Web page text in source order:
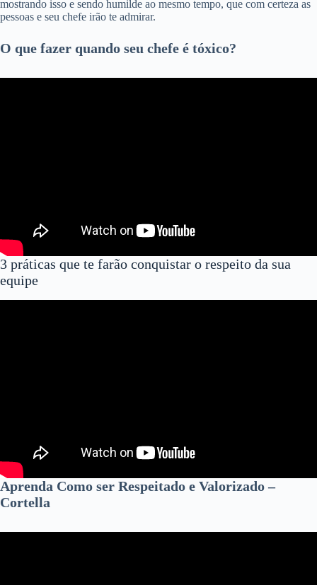
mostrando isso e sendo humilde ao mesmo tempo, que com certeza as
pessoas e seu chefe irão te admirar.
O que fazer quando seu chefe é tóxico?
3 práticas que te farão conquistar o respeito da sua
equipe
Aprenda Como ser Respeitado e Valorizado –
Cortella